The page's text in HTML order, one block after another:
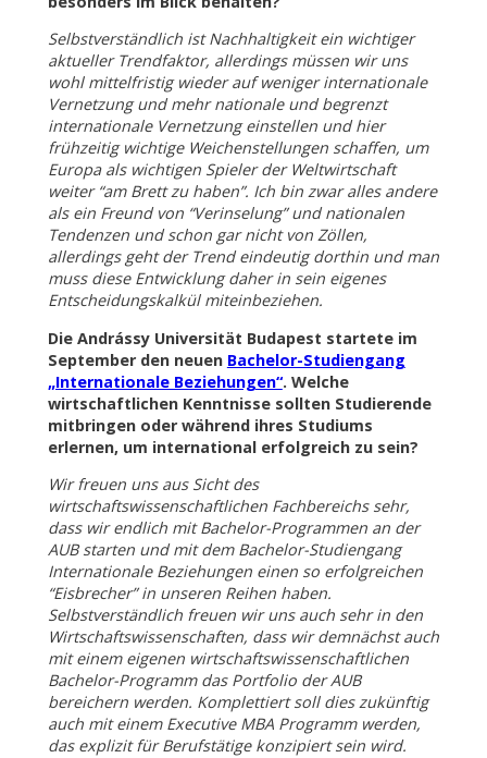
Selbstverständlich ist Nachhaltigkeit ein wichtiger
aktueller Trendfaktor, allerdings müssen wir uns
wohl mittelfristig wieder auf weniger internationale
Vernetzung und mehr nationale und begrenzt
internationale Vernetzung einstellen und hier
frühzeitig wichtige Weichenstellungen schaffen, um
Europa als wichtigen Spieler der Weltwirtschaft
weiter “am Brett zu haben”. Ich bin zwar alles andere
als ein Freund von “Verinselung” und nationalen
Tendenzen und schon gar nicht von Zöllen,
allerdings geht der Trend eindeutig dorthin und man
muss diese Entwicklung daher in sein eigenes
Entscheidungskalkül miteinbeziehen.
Die Andrássy Universität Budapest startete im
September den neuen Bachelor-Studiengang
„Internationale Beziehungen“. Welche
wirtschaftlichen Kenntnisse sollten Studierende
mitbringen oder während ihres Studiums
erlernen, um international erfolgreich zu sein?
Wir freuen uns aus Sicht des
wirtschaftswissenschaftlichen Fachbereichs sehr,
dass wir endlich mit Bachelor-Programmen an der
AUB starten und mit dem Bachelor-Studiengang
Internationale Beziehungen einen so erfolgreichen
“Eisbrecher” in unseren Reihen haben.
Selbstverständlich freuen wir uns auch sehr in den
Wirtschaftswissenschaften, dass wir demnächst auch
mit einem eigenen wirtschaftswissenschaftlichen
Bachelor-Programm das Portfolio der AUB
bereichern werden. Komplettiert soll dies zukünftig
auch mit einem Executive MBA Programm werden,
das explizit für Berufstätige konzipiert sein wird.